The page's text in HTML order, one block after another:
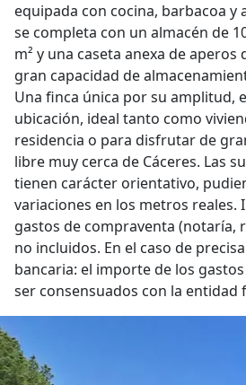
equipada con cocina, barbacoa y
se completa con un almacén de
m² y una caseta anexa de aperos
gran capacidad de
Una finca única por su amplitud,
ubicación, ideal tanto como
residencia o para disfrutar de
libre muy cerca de Cáceres. Las
tienen carácter orientativo,
variaciones en los metros reales.
gastos de compraventa (notaría,
no incluidos. En el caso de
bancaria: el importe de los
ser consensuados con la entidad